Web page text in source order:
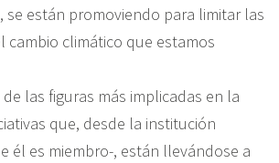
se están promoviendo para limitar las
cambio climático que estamos
las figuras más implicadas en la
que, desde la institución
él es miembro-, están llevándose a